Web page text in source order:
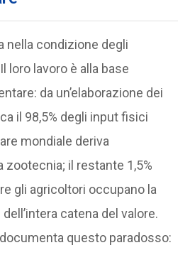
nella condizione degli
loro lavoro è alla base
da un’elaborazione dei
il 98,5% degli input fisici
mondiale deriva
zootecnia; il restante 1,5%
gli agricoltori occupano la
catena del valore.
questo paradosso: